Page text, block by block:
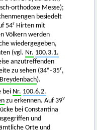
orthodoxe Messe);
besiedelt
54r Hirten mit
Völkern werden
wiedergegeben,
(vgl. Nr. 100.3.1.
anzutreffenden
zu sehen (34v–35r,
).
bei Nr. 100.6.2.
zu erkennen. Auf 39v
bei Constantina
und
Orte und